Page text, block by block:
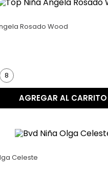
Rosado Wood
8
AGREGAR AL CARRITO
Celeste